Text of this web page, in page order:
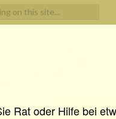
Rat oder Hilfe bei